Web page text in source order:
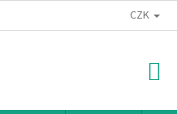
CZK